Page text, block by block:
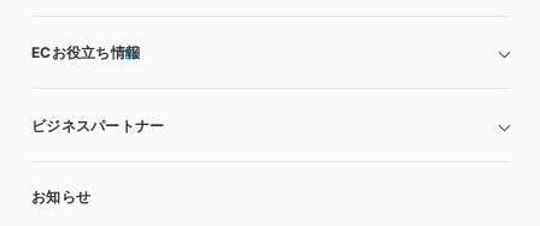
ECお役立ち情報
ビジネスパートナー
お知らせ